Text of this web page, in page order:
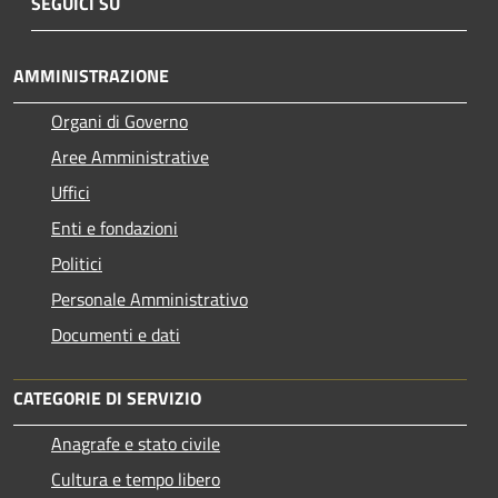
AMMINISTRAZIONE
Organi di Governo
Aree Amministrative
Uffici
Enti e fondazioni
Politici
Personale Amministrativo
Documenti e dati
CATEGORIE DI SERVIZIO
Anagrafe e stato civile
Cultura e tempo libero